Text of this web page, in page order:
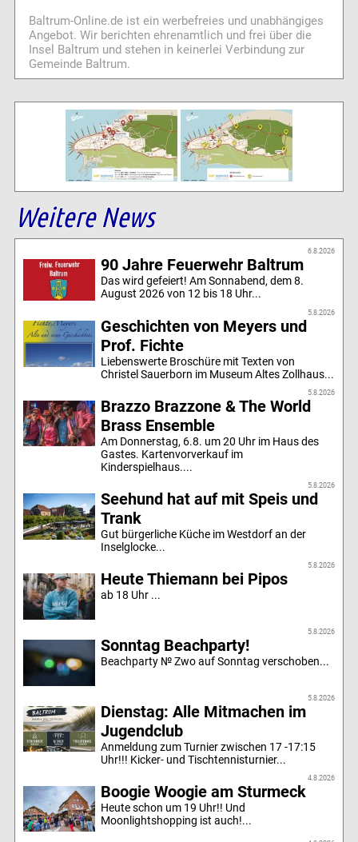
Baltrum-Online.de ist ein werbefreies und unabhängiges
Angebot. Wir berichten ehrenamtlich und frei über die
Insel Baltrum und stehen in keinerlei Verbindung zur
Gemeinde Baltrum.
Weitere News
6.8.2026
90 Jahre Feuerwehr Baltrum
Das wird gefeiert! Am Sonnabend, dem 8.
August 2026 von 12 bis 18 Uhr...
5.8.2026
Geschichten von Meyers und
Prof. Fichte
Liebenswerte Broschüre mit Texten von
Christel Sauerborn im Museum Altes Zollhaus...
5.8.2026
Brazzo Brazzone & The World
Brass Ensemble
Am Donnerstag, 6.8. um 20 Uhr im Haus des
Gastes. Kartenvorverkauf im
Kinderspielhaus....
5.8.2026
Seehund hat auf mit Speis und
Trank
Gut bürgerliche Küche im Westdorf an der
Inselglocke...
5.8.2026
Heute Thiemann bei Pipos
ab 18 Uhr ...
5.8.2026
Sonntag Beachparty!
Beachparty № Zwo auf Sonntag verschoben...
5.8.2026
Dienstag: Alle Mitmachen im
Jugendclub
Anmeldung zum Turnier zwischen 17 -17:15
Uhr!!! Kicker- und Tischtennisturnier...
4.8.2026
Boogie Woogie am Sturmeck
Heute schon um 19 Uhr!! Und
Moonlightshopping ist auch!...